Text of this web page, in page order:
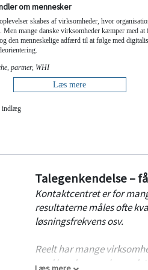
om mennesker
skabes af virksomheder, hvor
Men mange danske virksomheder kæmper med at
den menneskelige adfærd til at følge med
partner, WHI
Læs mere
indlæg
Talegenkendelse –
Kontaktcentret er for
resultaterne måles ofte
løsningsfrekvens osv.
Reelt har mange
med kunderne, selv om